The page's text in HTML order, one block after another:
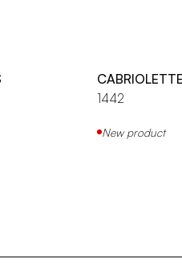
1442
New product